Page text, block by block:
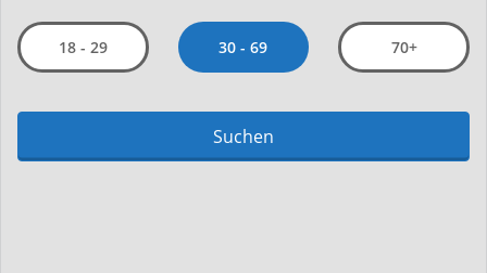
18 - 29 30 - 69 70+
Suchen